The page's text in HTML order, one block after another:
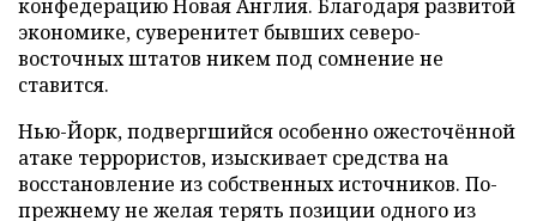
конфедерацию Новая Англия. Благодаря развитой
экономике, суверенитет бывших северо-
восточных штатов никем под сомнение не
ставится.
Нью-Йорк, подвергшийся особенно ожесточённой
атаке террористов, изыскивает средства на
восстановление из собственных источников. По-
прежнему не желая терять позиции одного из